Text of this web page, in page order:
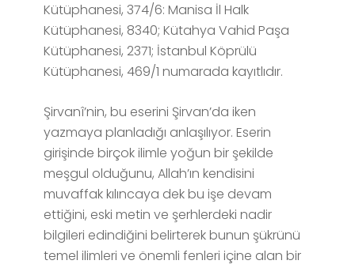
Kütüphanesi, 374/6: Manisa İl Halk
Kütüphanesi, 8340; Kütahya Vahid Paşa
Kütüphanesi, 2371; İstanbul Köprülü
Kütüphanesi, 469/1 numarada kayıtlıdır.
Şirvanî’nin, bu eserini Şirvan’da iken
yazmaya planladığı anlaşılıyor. Eserin
girişinde birçok ilimle yoğun bir şekilde
meşgul olduğunu, Allah’ın kendisini
muvaffak kılıncaya dek bu işe devam
ettiğini, eski metin ve şerhlerdeki nadir
bilgileri edindiğini belirterek bunun şükrünü
temel ilimleri ve önemli fenleri içine alan bir